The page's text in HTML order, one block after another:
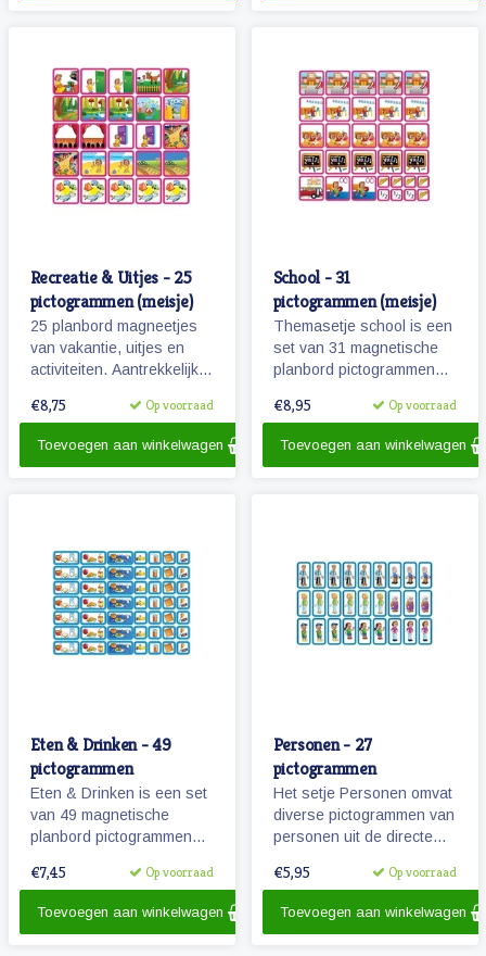
Recreatie & Uitjes - 25
pictogrammen (meisje)
25 planbord magneetjes
van vakantie, uitjes en
activiteiten. Aantrekkelijk
pictogrammen.
€8,75 Op voorraad
Toevoegen aan winkelwagen
School - 31
pictogrammen (meisje)
Themasetje school is een
set van 31 magnetische
planbord pictogrammen
o.a. school, overblijven en
€8,95 Op voorraad
Toevoegen aan winkelwagen
Eten & Drinken - 49
pictogrammen
Eten & Drinken is een set
van 49 magnetische
planbord pictogrammen
€7,45 Op voorraad
Toevoegen aan winkelwagen
Personen - 27
pictogrammen
Het setje Personen omvat
diverse pictogrammen van
personen uit de directe
€5,95 Op voorraad
Toevoegen aan winkelwagen